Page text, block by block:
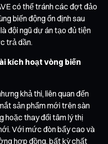
có thể tránh các đợt đảo
biến động ổn định sau
đội ngũ dự án tạo đủ tiện
trả dần.
kích hoạt vòng biến
khả thi, liên quan đến
sản phẩm mới trên sàn
hoặc thay đổi tâm lý thị
Với mức đòn bẩy cao và
hợp đồng, bất kỳ chất